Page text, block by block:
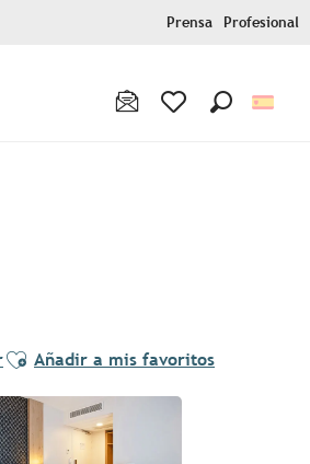
Prensa Profesional
Ajouter aux favoris
Añadir a mis favoritos